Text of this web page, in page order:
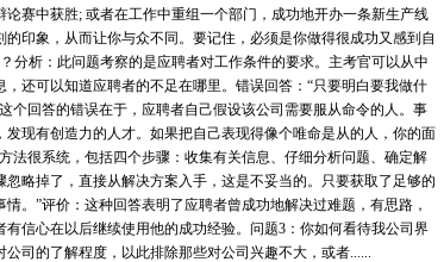
赛中获胜; 或者在工作中重组一个部门，成功地开办一条新生产线
印象，从而让你与众不同。要记住，必须是你做得很成功又感到自
分析：此问题考察的是应聘者对工作条件的要求。主考官可以从中
还可以知道应聘者的不足在哪里。错误回答：“只要明白要我做什
个回答的错误在于，应聘者自己假设该公司需要服从命令的人。事
现有创造力的人才。如果把自己表现得像个唯命是从的人，你的面
法很系统，包括四个步骤：收集有关信息、仔细分析问题、确定解
略掉了，直接从解决方案入手，这是不妥当的。只要获取了足够的
。”评价：这种回答表明了应聘者曾成功地解决过难题，有思路，
信心在以后继续使用他的成功经验。问题3：你如何看待我公司界
司的了解程度，以此排除那些对公司兴趣不大，或者......